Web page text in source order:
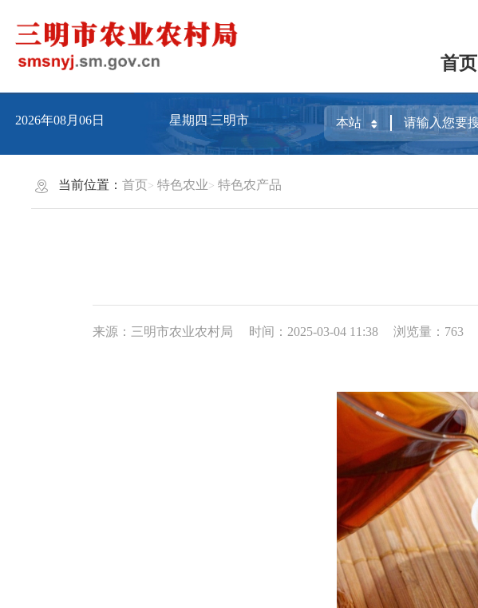
首页
2026年08月06日 星期四三明市
当前位置：首页 特色农业 特色农产品
来源：三明市农业农村局 时间：2025-03-04 11:38 浏览量：763